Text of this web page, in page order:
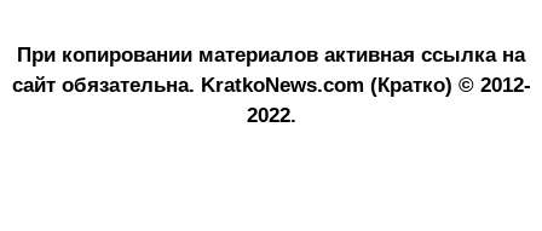
При копировании материалов активная ссылка на
сайт обязательна. KratkoNews.com (Кратко) © 2012-
2022.